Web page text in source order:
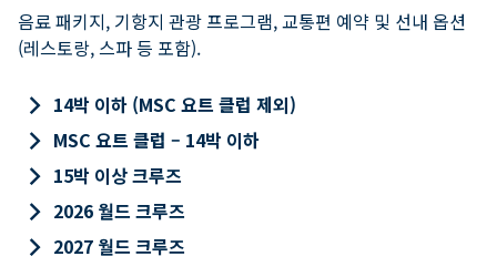
음료 패키지, 기항지 관광 프로그램, 교통편 예약 및 선내 옵션
(레스토랑, 스파 등 포함).
keyboard_arrow_right 14박 이하 (MSC 요트 클럽 제외)
keyboard_arrow_right MSC 요트 클럽 – 14박 이하
keyboard_arrow_right 15박 이상 크루즈
keyboard_arrow_right 2026 월드 크루즈
keyboard_arrow_right 2027 월드 크루즈